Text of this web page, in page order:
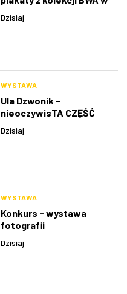
Dzisiaj
WYSTAWA
Ula Dzwonik -
nieoczywisTA CZĘŚĆ
Dzisiaj
WYSTAWA
Konkurs - wystawa
fotografii
Dzisiaj